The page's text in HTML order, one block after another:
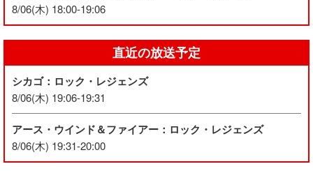
8/06(木) 18:00-19:06
直近の放送予定
シカゴ：ロック・レジェンズ
8/06(木) 19:06-19:31
アース・ウインド＆ファイアー：ロック・レジェンズ
8/06(木) 19:31-20:00